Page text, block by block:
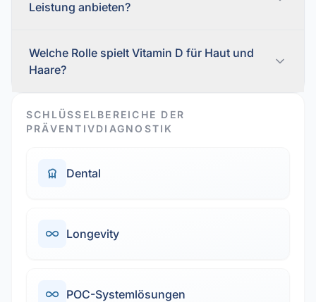
Leistung anbieten?
Welche Rolle spielt Vitamin D für Haut und
Haare?
SCHLÜSSELBEREICHE DER
PRÄVENTIVDIAGNOSTIK
Dental
Longevity
POC-Systemlösungen